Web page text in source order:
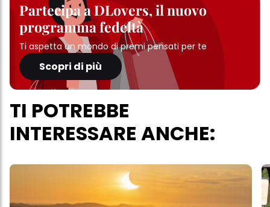
Partecipa a DLovers, il nuovo
programma fedeltà
Ti aspetta un mondo di premi pensati per te
Scopri di più
TI POTREBBE
INTERESSARE ANCHE: